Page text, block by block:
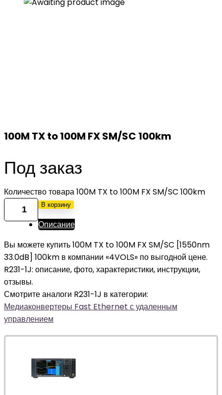
100M TX to 100M FX SM/SC 100km
Под заказ
Количество товара 100M TX to 100M FX SM/SC 100km
В корзину
Описание
Вы можете купить 100M TX to 100M FX SM/SC [1550nm
33.0dB] 100km в компании «4VOLS» по выгодной цене.
R231-1J: описание, фото, характеристики, инструкции,
отзывы.
Смотрите аналоги R231-1J в категории:
Медиаконвертеры Fast Ethernet с удаленным
управлением